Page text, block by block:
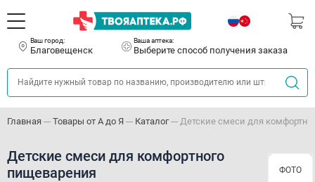
Ваш город:
Благовещенск
Ваша аптека:
Выберите способ получения заказа
Главная Товары от А до Я Каталог Детские смеси для
Детские смеси для комфортного
пищеварения
ФОТО